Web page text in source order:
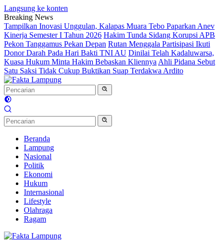
Langsung ke konten
Breaking News
Tampilkan Inovasi Unggulan, Kalapas Muara Tebo Paparkan Anev
Kinerja Semester I Tahun 2026 Hakim Tunda Sidang Korupsi APB
Pekon Tanggamus Pekan Depan Rutan Menggala Partisipasi Ikuti
Donor Darah Pada Hari Bakti TNI AU Dinilai Telah Kadaluwarsa,
Kuasa Hukum Minta Hakim Bebaskan Kliennya Ahli Pidana Sebut
Satu Saksi Tidak Cukup Buktikan Suap Terdakwa Ardito
Beranda
Lampung
Nasional
Politik
Ekonomi
Hukum
Internasional
Lifestyle
Olahraga
Ragam